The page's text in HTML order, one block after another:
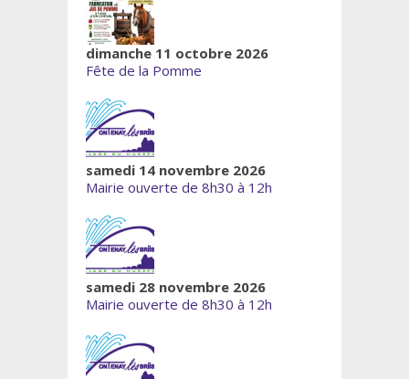
dimanche 11 octobre 2026
Fête de la Pomme
samedi 14 novembre 2026
Mairie ouverte de 8h30 à 12h
samedi 28 novembre 2026
Mairie ouverte de 8h30 à 12h